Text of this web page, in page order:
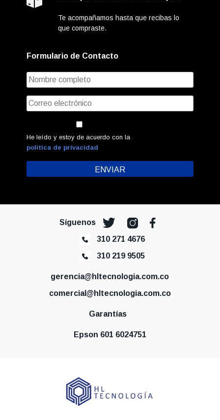
Te acompañamos hasta que recibas lo
que compraste.
Formulario de Contacto
He leído y estoy de acuerdo con la
política de privacidad
Síguenos
310 271 4676
310 219 9505
gerencia@hltecnologia.com.co
comercial@hltecnologia.com.co
Garantías
Epson 601 6024751